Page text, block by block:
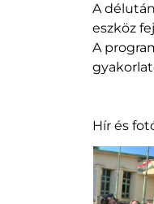
A
eszköz
A
Hír és